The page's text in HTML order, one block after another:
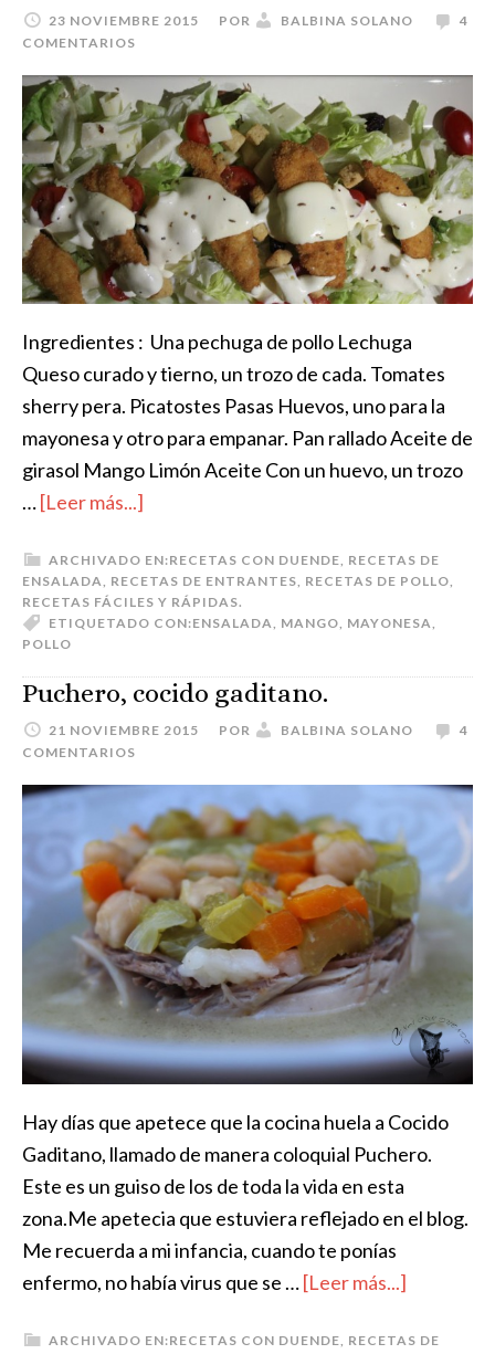
23 NOVIEMBRE 2015 POR BALBINA SOLANO
4
COMENTARIOS
Ingredientes : Una pechuga de pollo Lechuga
Queso curado y tierno, un trozo de cada. Tomates
sherry pera. Picatostes Pasas Huevos, uno para la
mayonesa y otro para empanar. Pan rallado Aceite de
girasol Mango Limón Aceite Con un huevo, un trozo
…[Leer más...]
ARCHIVADO EN:RECETAS CON DUENDE RECETAS DE
ENSALADA
RECETAS DE ENTRANTES RECETAS DE POLLO
RECETAS FÁCILES Y RÁPIDAS.
ETIQUETADO CON:ENSALADA MANGO MAYONESA
POLLO
Puchero, cocido gaditano.
21 NOVIEMBRE 2015 POR BALBINA SOLANO
4
COMENTARIOS
Hay días que apetece que la cocina huela a Cocido
Gaditano, llamado de manera coloquial Puchero.
Este es un guiso de los de toda la vida en esta
zona.Me apetecia que estuviera reflejado en el blog.
Me recuerda a mi infancia, cuando te ponías
enfermo, no había virus que se …[Leer más...]
ARCHIVADO EN:RECETAS CON DUENDE, RECETAS DE